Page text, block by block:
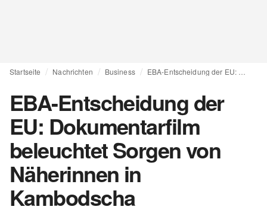
Startseite Nachrichten Business
EBA-Entscheidung der
EU: Dokumentarfilm
beleuchtet Sorgen von
Näherinnen in
Kambodscha